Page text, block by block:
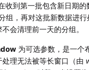
收到第一批包含新日期的
组，再对这批新数据进
会清理前一天的分组。
为可选参数，是一个
理无法被等长窗口（由